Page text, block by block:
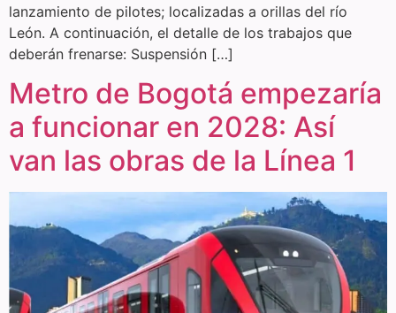
lanzamiento de pilotes; localizadas a orillas del río
León. A continuación, el detalle de los trabajos que
deberán frenarse: Suspensión […]
Metro de Bogotá empezaría
a funcionar en 2028: Así
van las obras de la Línea 1